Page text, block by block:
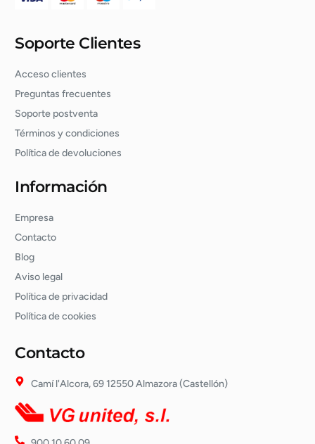
Soporte Clientes
Acceso clientes
Preguntas frecuentes
Soporte postventa
Términos y condiciones
Política de devoluciones
Información
Empresa
Contacto
Blog
Aviso legal
Política de privacidad
Política de cookies
Contacto
Camí l'Alcora, 69 12550 Almazora (Castellón)